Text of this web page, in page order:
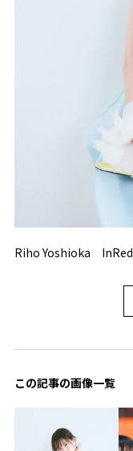
Riho Yoshioka InRed
この記事の画像一覧